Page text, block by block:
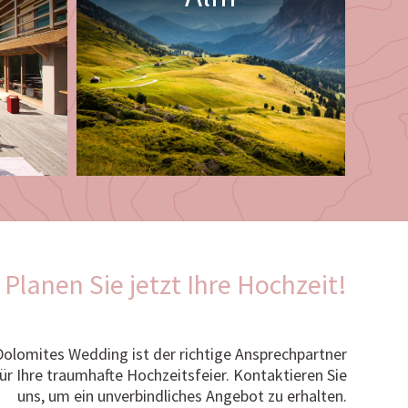
Planen Sie jetzt Ihre Hochzeit!
Wedding ist der richtige Ansprechpartner
Ihre traumhafte Hochzeitsfeier. Kontaktieren Sie
uns, um ein unverbindliches Angebot zu erhalten.